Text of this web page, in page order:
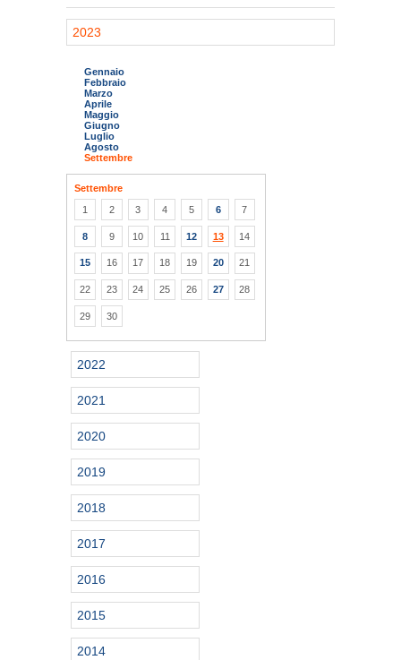
2023
Gennaio
Febbraio
Marzo
Aprile
Maggio
Giugno
Luglio
Agosto
Settembre
Settembre
1
2 3 4 5 6 7
8 9 10 11 12 13 14
15 16 17 18 19 20 21
22 23 24 25 26 27 28
29 30
2022
2021
2020
2019
2018
2017
2016
2015
2014